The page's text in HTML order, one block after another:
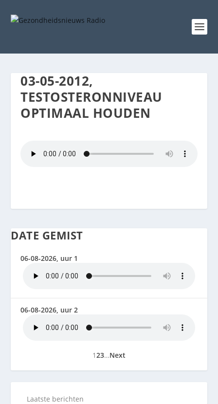
03-05-2012,
TESTOSTERONNIVEAU
OPTIMAAL HOUDEN
DATE GEMIST
06-08-2026, uur 1
06-08-2026, uur 2
123…Next
Laatste berichten